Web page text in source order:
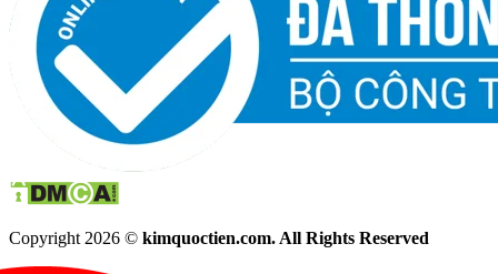
Copyright 2026 © kimquoctien.com. All Rights Reserved